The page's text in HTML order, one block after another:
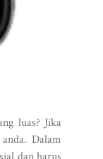
luas? Jika
Dalam